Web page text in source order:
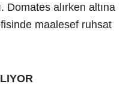
Domates alırken altına
maalesef ruhsat